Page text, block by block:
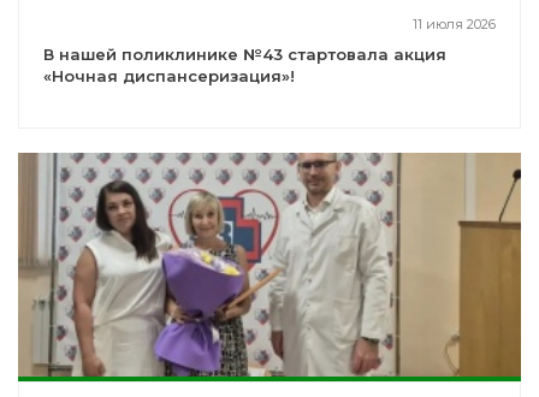
11 июля 2026
В нашей поликлинике №43 стартовала акция
«Ночная диспансеризация»!